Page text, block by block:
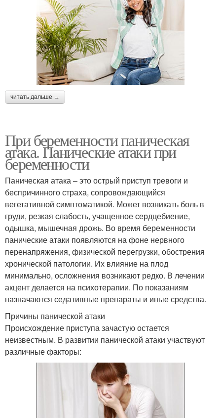
читать дальше →
При беременности паническая
атака. Панические атаки при
беременности
Паническая атака – это острый приступ тревоги и
беспричинного страха, сопровождающийся
вегетативной симптоматикой. Может возникать боль в
груди, резкая слабость, учащенное сердцебиение,
одышка, мышечная дрожь. Во время беременности
панические атаки появляются на фоне нервного
перенапряжения, физической перегрузки, обострения
хронической патологии. Их влияние на плод
минимально, осложнения возникают редко. В лечении
акцент делается на психотерапии. По показаниям
назначаются седативные препараты и иные средства.
Причины панической атаки
Происхождение приступа зачастую остается
неизвестным. В развитии панической атаки участвуют
различные факторы: